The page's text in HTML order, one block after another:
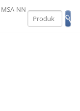
MSA-NN -